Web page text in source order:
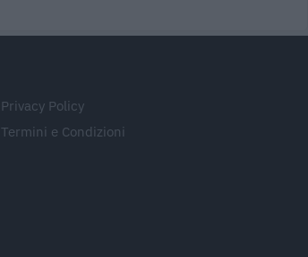
Privacy Policy
Termini e Condizioni